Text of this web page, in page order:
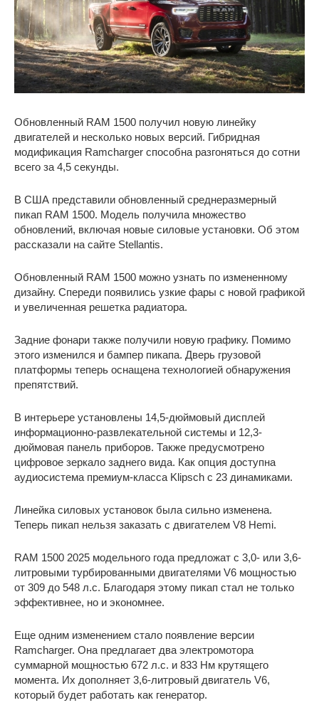
Обновленный RAM 1500 получил новую линейку
двигателей и несколько новых версий. Гибридная
модификация Ramcharger способна разгоняться до сотни
всего за 4,5 секунды.
В США представили обновленный среднеразмерный
пикап RAM 1500. Модель получила множество
обновлений, включая новые силовые установки. Об этом
рассказали на сайте Stellantis.
Обновленный RAM 1500 можно узнать по измененному
дизайну. Спереди появились узкие фары с новой графикой
и увеличенная решетка радиатора.
Задние фонари также получили новую графику. Помимо
этого изменился и бампер пикапа. Дверь грузовой
платформы теперь оснащена технологией обнаружения
препятствий.
В интерьере установлены 14,5-дюймовый дисплей
информационно-развлекательной системы и 12,3-
дюймовая панель приборов. Также предусмотрено
цифровое зеркало заднего вида. Как опция доступна
аудиосистема премиум-класса Klipsch с 23 динамиками.
Линейка силовых установок была сильно изменена.
Теперь пикап нельзя заказать с двигателем V8 Hemi.
RAM 1500 2025 модельного года предложат с 3,0- или 3,6-
литровыми турбированными двигателями V6 мощностью
от 309 до 548 л.с. Благодаря этому пикап стал не только
эффективнее, но и экономнее.
Еще одним изменением стало появление версии
Ramcharger. Она предлагает два электромотора
суммарной мощностью 672 л.с. и 833 Нм крутящего
момента. Их дополняет 3,6-литровый двигатель V6,
который будет работать как генератор.